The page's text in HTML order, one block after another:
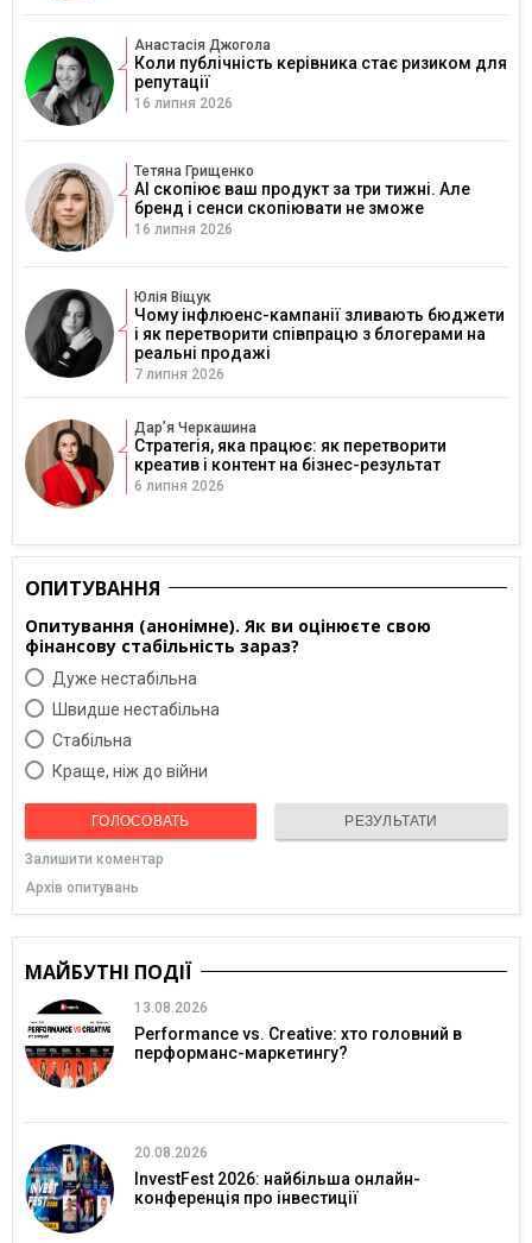
Анастасія Джогола
Коли публічність керівника стає ризиком для
репутації
16 липня 2026
Тетяна Грищенко
AI скопіює ваш продукт за три тижні. Але
бренд і сенси скопіювати не зможе
16 липня 2026
Юлія Віщук
Чому інфлюенс-кампанії зливають бюджети
і як перетворити співпрацю з блогерами на
реальні продажі
7 липня 2026
Дарʼя Черкашина
Стратегія, яка працює: як перетворити
креатив і контент на бізнес-результат
6 липня 2026
ОПИТУВАННЯ
Опитування (анонімне). Як ви оцінюєте свою
фінансову стабільність зараз?
Дуже нестабільна
Швидше нестабільна
Cтабільна
Краще, ніж до війни
ГОЛОСОВАТЬ РЕЗУЛЬТАТИ
Залишити коментар
Архів опитувань
МАЙБУТНІ ПОДІЇ
13.08.2026
Performance vs. Creative: хто головний в
перформанс-маркетингу?
20.08.2026
InvestFest 2026: найбільша онлайн-
конференція про інвестиції